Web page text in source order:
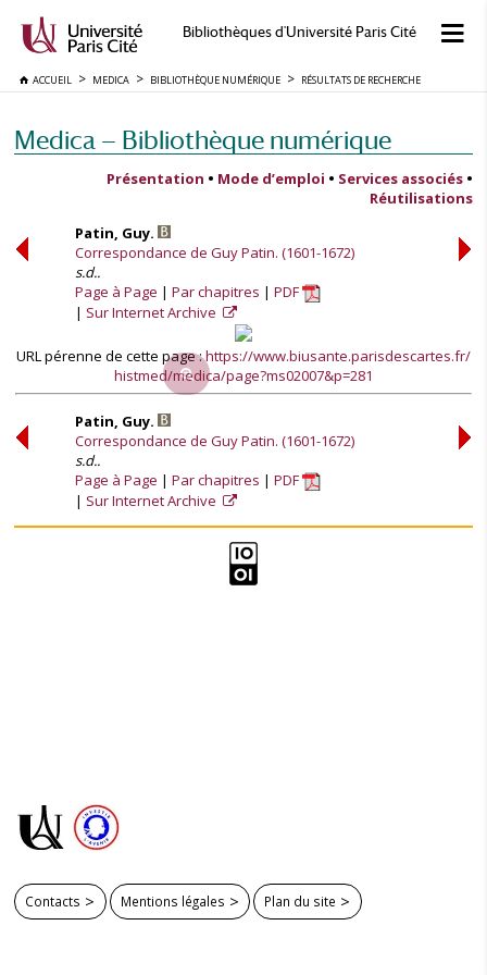
Bibliothèques d'Université Paris Cité
ACCUEIL MEDICA BIBLIOTHÈQUE NUMÉRIQUE RÉSULTATS DE RECHERCHE
Medica — Bibliothèque numérique
Présentation • Mode d’emploi • Services associés •
Réutilisations
Patin, Guy.
Correspondance de Guy Patin. (1601-1672)
s.d..
Page à Page
Par chapitres
PDF
Sur Internet Archive
URL pérenne de cette page :https://www.biusante.parisdescartes.fr/
histmed/medica/page?ms02007&p=281
Patin, Guy.
Correspondance de Guy Patin. (1601-1672)
s.d..
Page à Page
Par chapitres
PDF
Sur Internet Archive
Contacts Mentions légales Plan du site